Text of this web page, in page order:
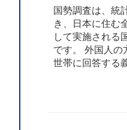
国勢調査は、統
き、日本に住む
して実施される
です。 外国人の
世帯に回答する